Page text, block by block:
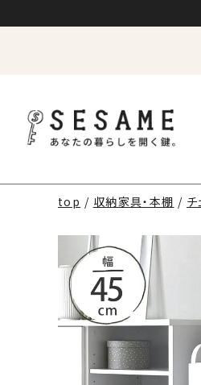
top 収納家具・本棚 チ